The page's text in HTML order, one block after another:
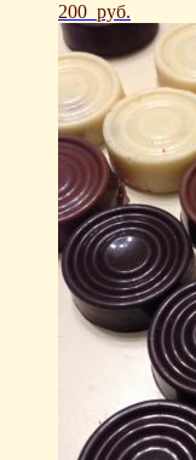
200 руб.